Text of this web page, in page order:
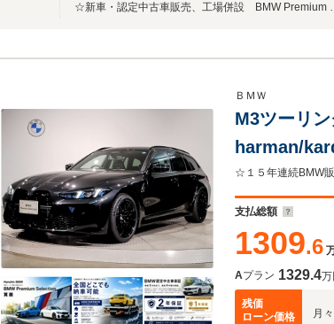
☆新車・認定中
ＢＭＷ
M3ツーリ
harman/
ックメリ
ディスプ
支払総額
1309.6
Aプラン 1329.4万
残価
ローン価格
月々